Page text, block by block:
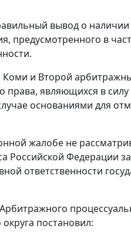
вывод о
предусмотренного в
и Второй
являющихся в
основаниями для
жалобе не
Российской Федерации
ответственности
постановил: